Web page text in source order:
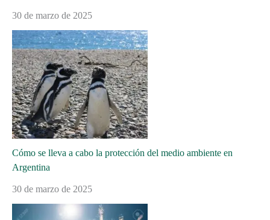
30 de marzo de 2025
Cómo se lleva a cabo la protección del medio ambiente en
Argentina
30 de marzo de 2025